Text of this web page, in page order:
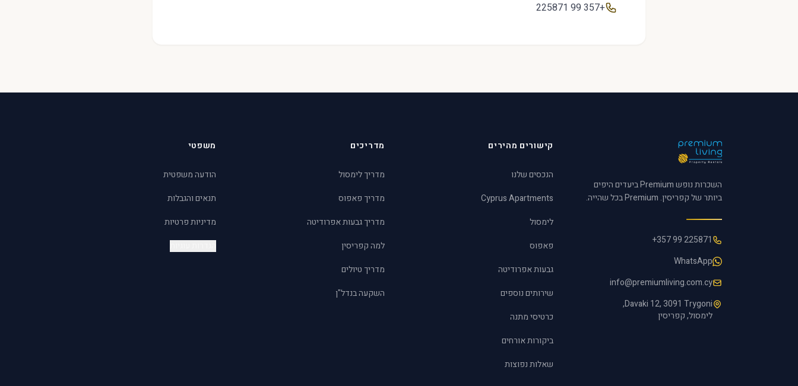
+357 99 225871
השכרות נופש Premium ביעדים היפים
ביותר של קפריסין. Premium בכל שהייה.
+357 99 225871
WhatsApp
info@premiumliving.com.cy
Davaki 12, 3091 Trygoni,
לימסול, קפריסין
קישורים מהירים
הנכסים שלנו
Cyprus Apartments
לימסול
פאפוס
גבעות אפרודיטה
שירותים נוספים
כרטיסי מתנה
ביקורות אורחים
שאלות נפוצות
מדריכים
מדריך לימסול
מדריך פאפוס
מדריך גבעות אפרודיטה
למה קפריסין
מדריך טיולים
השקעה בנדל"ן
משפטי
הודעה משפטית
תנאים והגבלות
מדיניות פרטיות